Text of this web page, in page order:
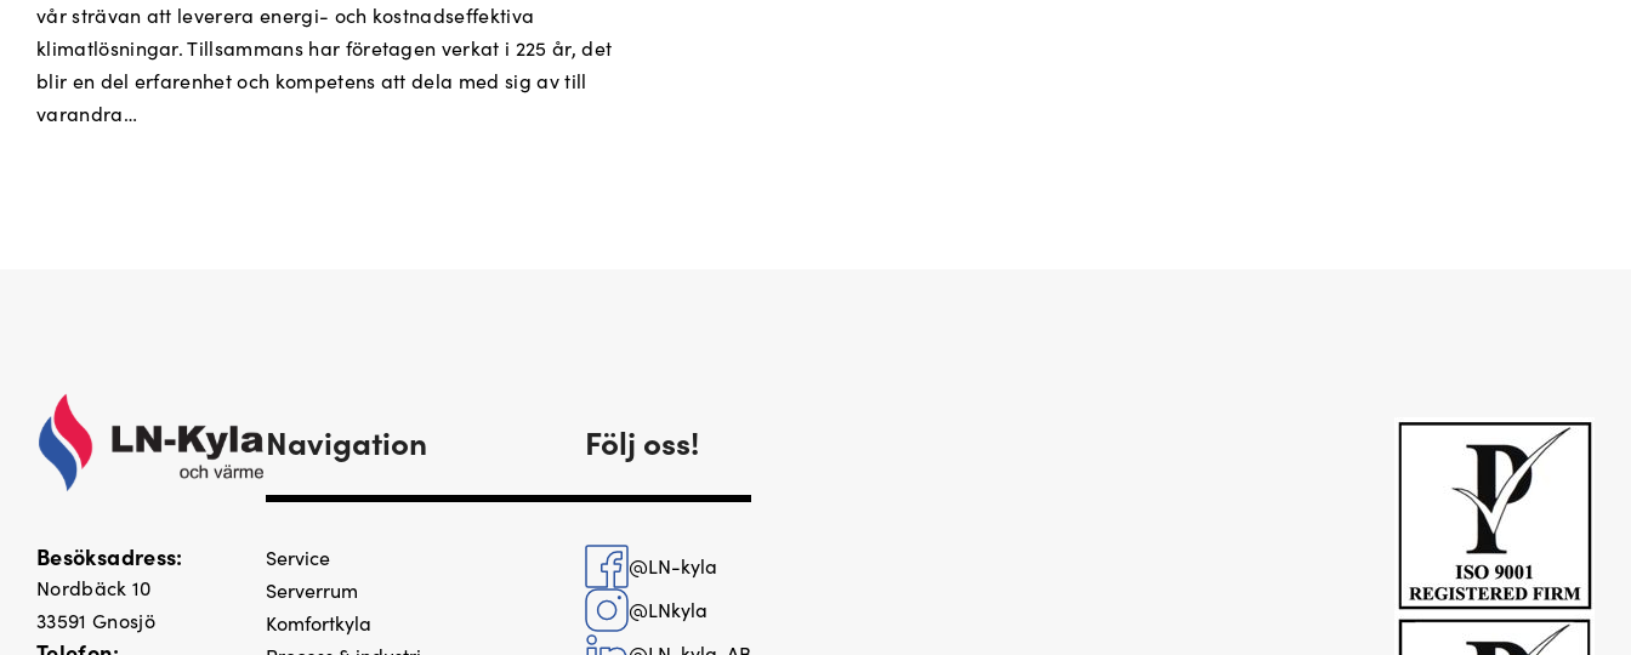
vår strävan att leverera energi- och kostnadseffektiva
klimatlösningar. Tillsammans har företagen verkat i 225 år, det
blir en del erfarenhet och kompetens att dela med sig av till
varandra…
Besöksadress:
Nordbäck 10
33591 Gnosjö
Navigation
Service
Serverrum
Komfortkyla
Följ oss!
@LN-kyla
@LNkyla